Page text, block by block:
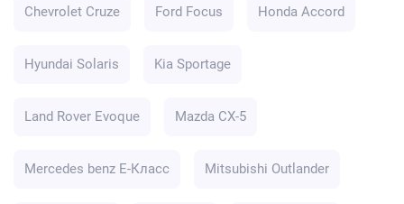
Chevrolet Cruze Ford Focus Honda Accord
Hyundai Solaris Kia Sportage
Land Rover Evoque Mazda CX-5
Mercedes benz E-Класс Mitsubishi Outlander